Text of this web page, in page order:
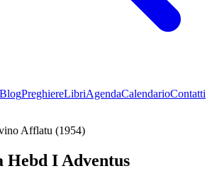
BlogPreghiereLibriAgendaCalendarioContatti
Afflatu (1954)
I Adventus